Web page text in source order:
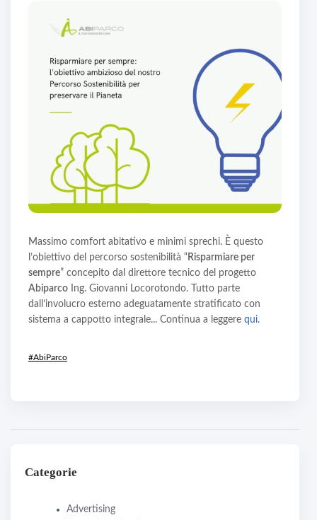
Massimo comfort abitativo e minimi sprechi. È questo
l’obiettivo del percorso sostenibilità “ Risparmiare per
sempre” concepito dal direttore tecnico del progetto
Abiparco Ing. Giovanni Locorotondo. Tutto parte
dall’involucro esterno adeguatamente stratificato con
sistema a cappotto integrale... Continua a leggere qui.
#AbiParco
Categorie
Advertising